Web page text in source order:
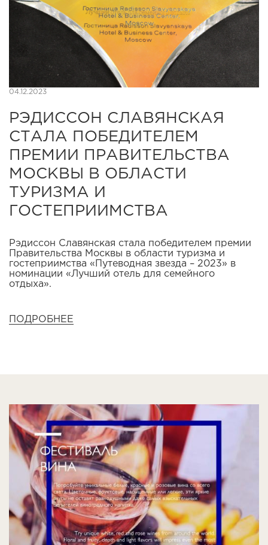
04.12.2023
РЭДИССОН СЛАВЯНСКАЯ
СТАЛА ПОБЕДИТЕЛЕМ
ПРЕМИИ ПРАВИТЕЛЬСТВА
МОСКВЫ В ОБЛАСТИ
ТУРИЗМА И
ГОСТЕПРИИМСТВА
Рэдиссон Славянская стала победителем премии
Правительства Москвы в области туризма и
гостеприимства «Путеводная звезда – 2023» в
номинации «Лучший отель для семейного
отдыха».
ПОДРОБНЕЕ